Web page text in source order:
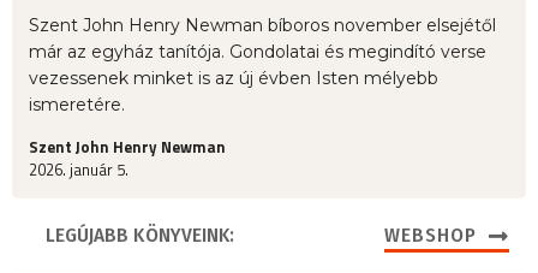
Szent John Henry Newman bíboros november elsejétől
már az egyház tanítója. Gondolatai és megindító verse
vezessenek minket is az új évben Isten mélyebb
ismeretére.
Szent John Henry Newman
2026. január 5.
LEGÚJABB KÖNYVEINK: WEBSHOP